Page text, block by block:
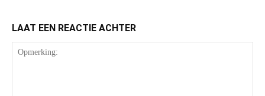
LAAT EEN REACTIE ACHTER